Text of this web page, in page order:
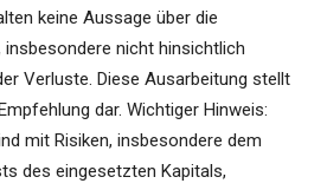
keine Aussage über die
insbesondere nicht hinsichtlich
Verluste. Diese Ausarbeitung stellt
dar. Wichtiger Hinweis:
mit Risiken, insbesondere dem
des eingesetzten Kapitals,